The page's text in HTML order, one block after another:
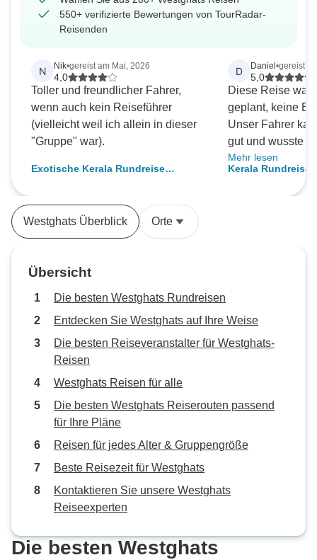
550+ verifizierte Bewertungen von TourRadar-
Reisenden
N Nik•gereist am Mai, 2026
4,0
Toller und freundlicher Fahrer,
wenn auch kein Reiseführer
(vielleicht weil ich allein in dieser
"Gruppe" war).
Exotische Kerala Rundreise
D Daniel •gereist
5,0
Diese Reise war
geplant, keine
Unser Fahrer
gut und wusste
gute Aussichten
Das Hotel in
friedliches
Mehr lesen
Kerala Rundreise
Westghats Überblick Orte
Übersicht
Die besten Westghats Rundreisen
Entdecken Sie Westghats auf Ihre Weise
Die besten Reiseveranstalter für Westghats-
Reisen
Westghats Reisen für alle
Die besten Westghats Reiserouten passend
für Ihre Pläne
Reisen für jedes Alter & Gruppengröße
Beste Reisezeit für Westghats
Kontaktieren Sie unsere Westghats
Reiseexperten
Die besten Westghats